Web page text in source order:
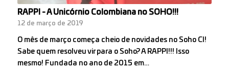
RAPPI - A Unicórnio Colombiana no SOHO!!!
12 de março de 2019
O mês de março começa cheio de novidades no Soho CI!
Sabe quem resolveu vir para o Soho? A RAPPI!!! Isso
mesmo! Fundada no ano de 2015 em…